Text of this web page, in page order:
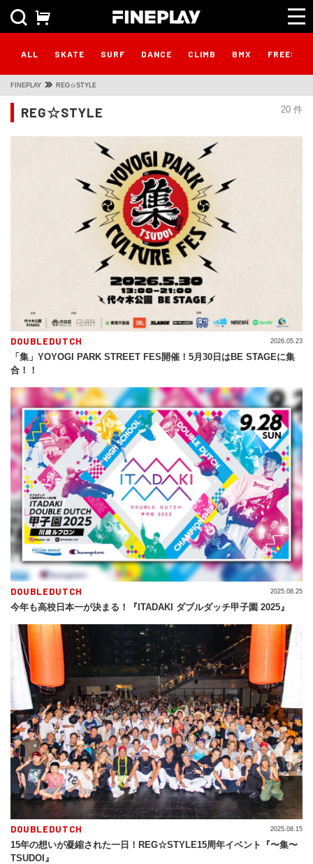
ALL SKATE SURF DANCE CLIMB BMX
FINEPLAY REG☆STYLE
20 件
REG☆STYLE
DOUBLEDUTCH
「集」YOYOGI PARK STREET FES開催！5月30日はBE STAGEに集
合！！
2026.05.23
DOUBLEDUTCH
今年も高校日本一が決まる！『ITADAKI ダブルダッチ甲子園 2025』
2025.08.25
DOUBLEDUTCH
15年の想いが凝縮された一日！REG☆STYLE15周年イベント『〜集〜
TSUDOI』
2025.08.15